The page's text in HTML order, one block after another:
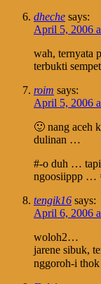
dheche says:
April 5, 2006
wah, ternyata
terbukti
roim says:
April 5, 2006
🙂 nang aceh
dulinan …
#-o duh …
ngoosiippp …
tengik16 says:
April 6, 2006
woloh2…
jarene sibuk,
nggoroh-i